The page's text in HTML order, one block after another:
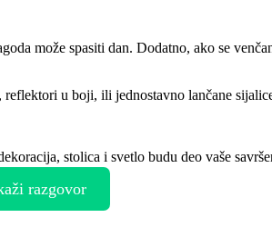
može spasiti dan. Dodatno, ako se
u boji, ili jednostavno lančane
stolica i svetlo budu deo vaše
razgovor